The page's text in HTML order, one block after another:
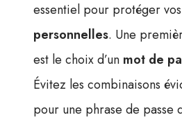
essentiel pour protéger vos
personnelles. Une
est le choix d’un mot de
Évitez les combinaisons
pour une phrase de passe